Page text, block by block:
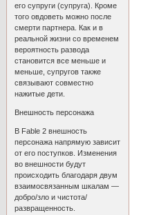
его супруги (супруга). Кроме
того овдоветь можно после
смерти партнера. Как и в
реальной жизни со временем
вероятность развода
становится все меньше и
меньше, супругов также
связывают совместно
нажитые дети.
Внешность персонажа
В Fable 2 внешность
персонажа напрямую зависит
от его поступков. Изменения
во внешности будут
происходить благодаря двум
взаимосвязанным шкалам —
добро/зло и чистота/
развращенность.